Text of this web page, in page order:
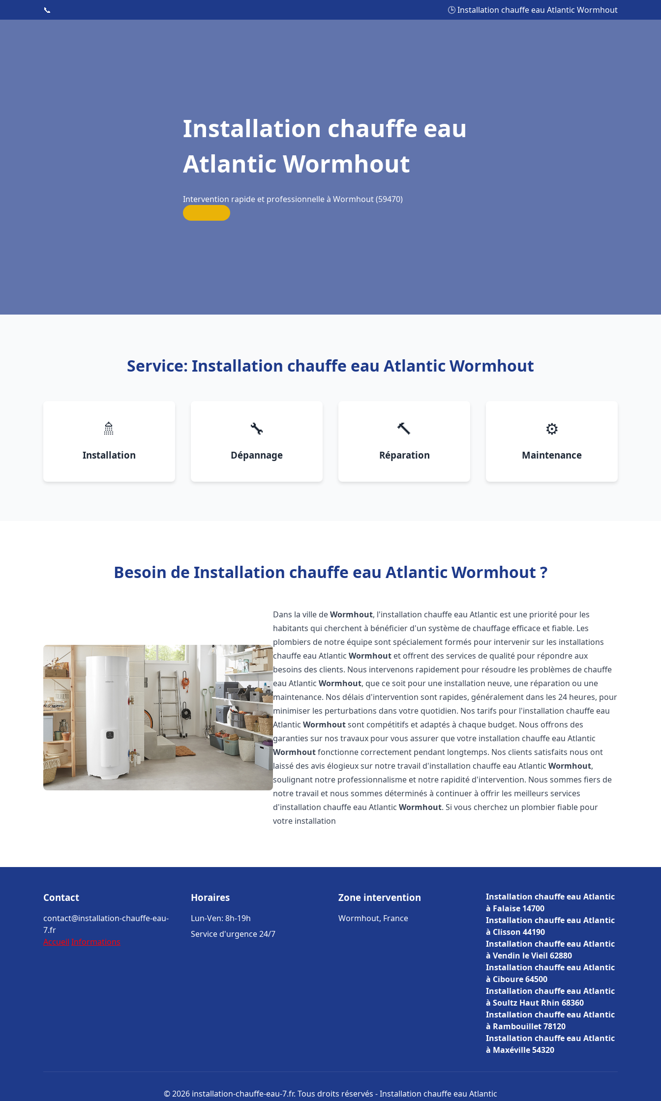
📞 🕒 Installation chauffe eau Atlantic Wormhout
Installation chauffe eau
Atlantic Wormhout
Intervention rapide et professionnelle à Wormhout (59470)
Service: Installation chauffe eau Atlantic Wormhout
🚿
Installation
🔧
Dépannage
🔨
Réparation
⚙️
Maintenance
Besoin de Installation chauffe eau Atlantic Wormhout ?
Dans la ville deWormhout, l'installation chauffe eau Atlantic est une priorité pour les
habitants qui cherchent à bénéficier d'un système de chauffage efficace et fiable. Les
plombiers de notre équipe sont spécialement formés pour intervenir sur les installations
chauffe eau AtlanticWormhout et offrent des services de qualité pour répondre aux
besoins des clients. Nous intervenons rapidement pour résoudre les problèmes de chauffe
eau AtlanticWormhout, que ce soit pour une installation neuve, une réparation ou une
maintenance. Nos délais d'intervention sont rapides, généralement dans les 24 heures, pour
minimiser les perturbations dans votre quotidien. Nos tarifs pour l'installation chauffe eau
AtlanticWormhoutsont compétitifs et adaptés à chaque budget. Nous offrons des
garanties sur nos travaux pour vous assurer que votre installation chauffe eau Atlantic
Wormhoutfonctionne correctement pendant longtemps. Nos clients satisfaits nous ont
laissé des avis élogieux sur notre travail d'installation chauffe eau AtlanticWormhout,
soulignant notre professionnalisme et notre rapidité d'intervention. Nous sommes fiers de
notre travail et nous sommes déterminés à continuer à offrir les meilleurs services
d'installation chauffe eau AtlanticWormhout. Si vous cherchez un plombier fiable pour
votre installation
Contact
contact@installation-chauffe-eau-
7.fr
Accueil Informations
Horaires
Lun-Ven: 8h-19h
Service d'urgence 24/7
Zone intervention
Wormhout, France
Installation chauffe eau Atlantic
à Falaise 14700
Installation chauffe eau Atlantic
à Clisson 44190
Installation chauffe eau Atlantic
à Vendin le Vieil 62880
Installation chauffe eau Atlantic
à Ciboure 64500
Installation chauffe eau Atlantic
à Soultz Haut Rhin 68360
Installation chauffe eau Atlantic
à Rambouillet 78120
Installation chauffe eau Atlantic
à Maxéville 54320
© 2026 installation-chauffe-eau-7.fr. Tous droits réservés - Installation chauffe eau Atlantic